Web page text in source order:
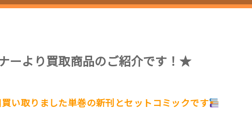
ーより買取商品のご紹介です！★
い取りました単巻の新刊とセットコミックです